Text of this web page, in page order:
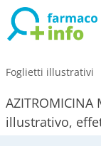
Foglietti illustrativi
AZITROMICINA
illustrativo,